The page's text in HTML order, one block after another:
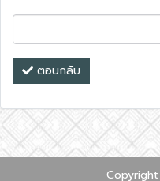
ตอบกลับ